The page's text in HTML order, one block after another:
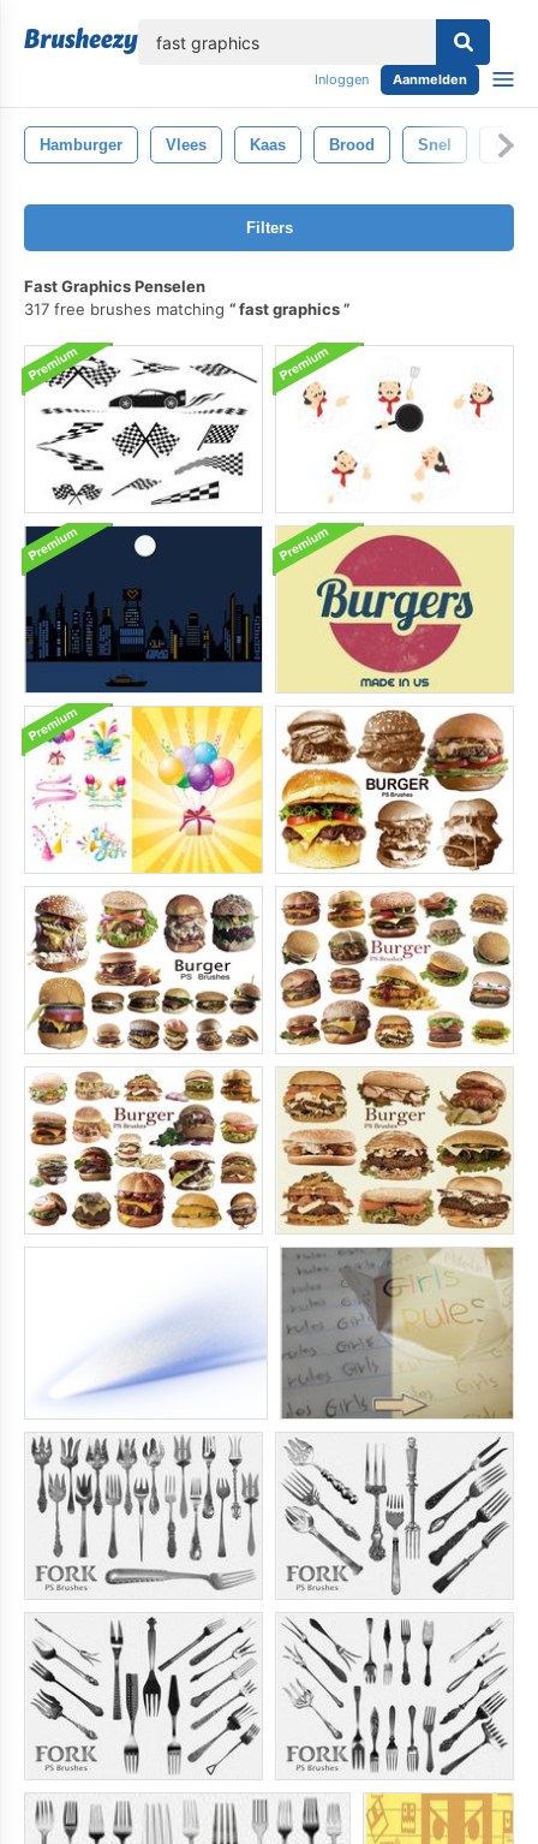
Inloggen Aanmelden
Hamburger Vlees Kaas Brood Snel
Filters
Fast Graphics Penselen
317 free brushes matching
fast graphics